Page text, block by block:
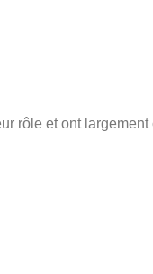
rôle et ont